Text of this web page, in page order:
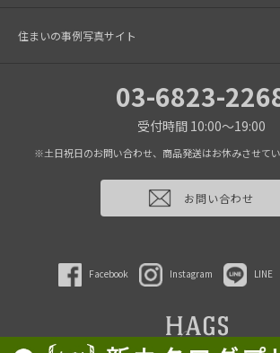
住まいの事例写真サイト
03-6823-
受付時間 10:00～19:00
※土日祝日のお問い合わせ、商品発送はお休みさせてい
お問い合わせ
Facebook Instagram LINE